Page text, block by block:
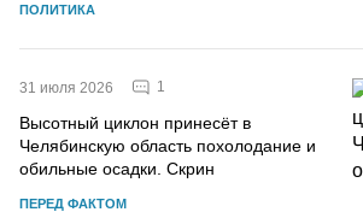
ПОЛИТИКА
31 июля 2026 1
Высотный циклон принесёт в
Челябинскую область похолодание и
обильные осадки. Скрин
ПЕРЕД ФАКТОМ